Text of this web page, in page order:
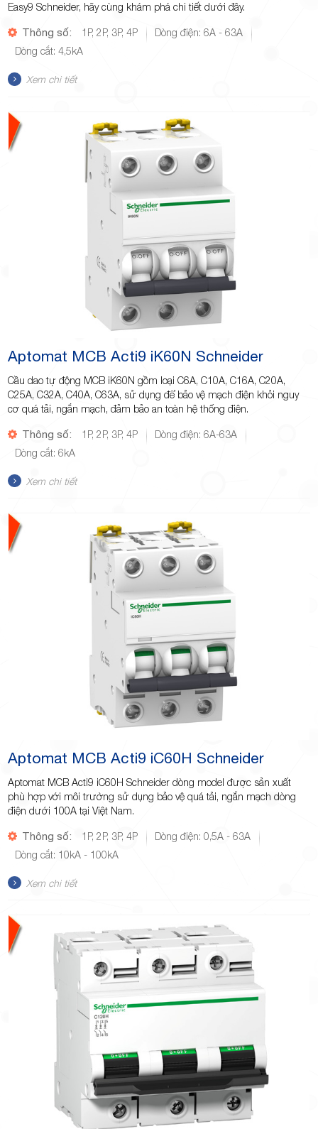
Hiệp Phú,
TP.Thủ
Đức,
TP.HCM
Easy9 Schneider, hãy cùng khám phá chi tiết dưới đây.
Thông số: 1P, 2P, 3P, 4P
Dòng điện: 6A - 63A
Dòng cắt: 4,5kA
Xem chi tiết
Aptomat MCB Acti9 iK60N Schneider
Cầu dao tự động MCB iK60N gồm loại C6A, C10A, C16A, C20A,
C25A, C32A, C40A, C63A, sử dụng để bảo vệ mạch điện khỏi nguy
cơ quá tải, ngắn mạch, đảm bảo an toàn hệ thống điện.
Thông số: 1P, 2P, 3P, 4P
Dòng điện: 6A-63A
Dòng cắt: 6kA
Xem chi tiết
Aptomat MCB Acti9 iC60H Schneider
Aptomat MCB Acti9 iC60H Schneider dòng model được sản xuất
phù hợp với môi trường sử dụng bảo vệ quá tải, ngắn mạch dòng
điện dưới 100A tại Việt Nam.
Thông số: 1P, 2P, 3P, 4P
Dòng điện: 0,5A - 63A
Dòng cắt: 10kA - 100kA
Xem chi tiết